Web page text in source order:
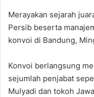
Merayakan sejarah
Persib beserta
konvoi di Bandung,
Konvoi berlangsung
sejumlah penjabat
Mulyadi dan tokoh